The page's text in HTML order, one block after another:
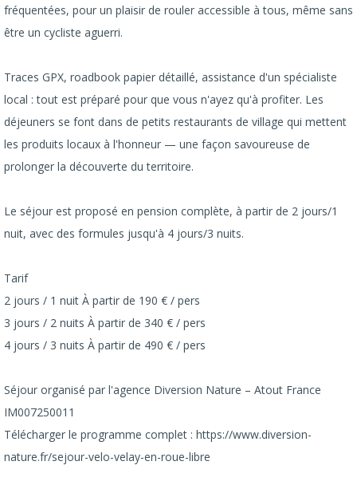
fréquentées, pour un plaisir de rouler accessible à tous, même sans
être un cycliste aguerri.
Traces GPX, roadbook papier détaillé, assistance d'un spécialiste
local : tout est préparé pour que vous n'ayez qu'à profiter. Les
déjeuners se font dans de petits restaurants de village qui mettent
les produits locaux à l'honneur — une façon savoureuse de
prolonger la découverte du territoire.
Le séjour est proposé en pension complète, à partir de 2 jours/1
nuit, avec des formules jusqu'à 4 jours/3 nuits.
Tarif
2 jours / 1 nuit À partir de 190 € / pers
3 jours / 2 nuits À partir de 340 € / pers
4 jours / 3 nuits À partir de 490 € / pers
Séjour organisé par l'agence Diversion Nature – Atout France
IM007250011
Télécharger le programme complet : https://www.diversion-
nature.fr/sejour-velo-velay-en-roue-libre